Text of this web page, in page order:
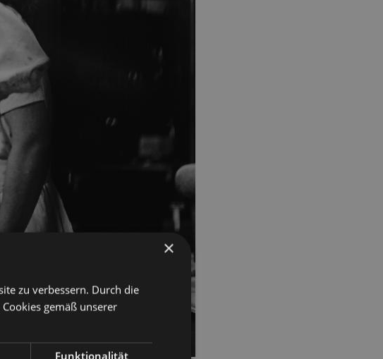
×
zu verbessern. Durch die
gemäß unserer
Funktionalität